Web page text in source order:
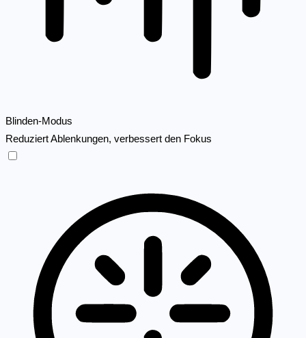
Blinden-Modus
Reduziert Ablenkungen, verbessert den Fokus